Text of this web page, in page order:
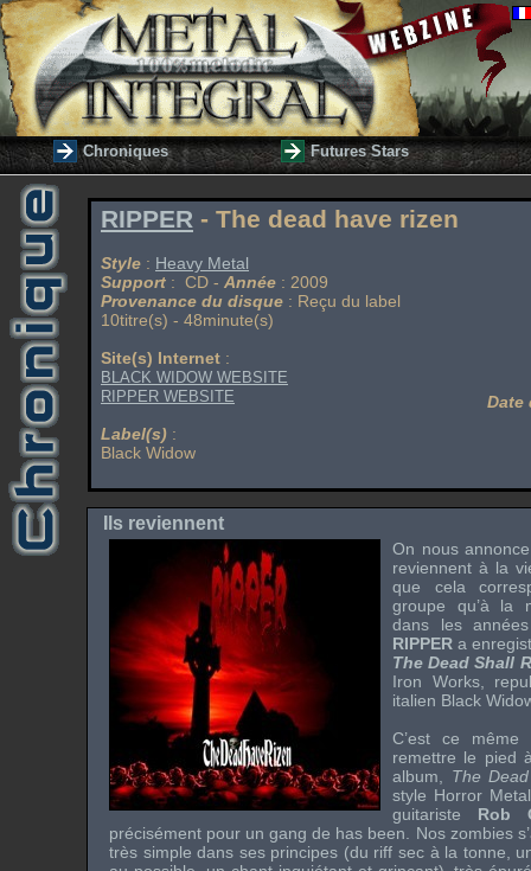
Chroniques Futures Stars
RIPPER - The dead have rizen
Style : Heavy Metal
Support : CD - Année : 2009
Provenance du disque : Reçu du label
10titre(s) - 48minute(s)
Site(s) Internet :
BLACK WIDOW WEBSITE
RIPPER WEBSITE
Label(s) :
Black Widow
Date
Ils reviennent
On nous
reviennent à la
que cela
groupe qu’à la
dans les
RIPPERa
The Dead Shall
Iron Works,
italien Black
C’est ce
remettre le pied
album, The
style Horror Metal
guitariste Rob
précisément pour ungang de has been . Nos zombies
très simple dans ses principes (du riff sec à la tonne,